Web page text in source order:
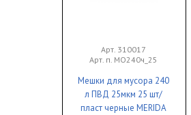
Арт. 310017
Арт. п. МО240ч_25
Мешки для мусора 240
л ПВД 25мкм 25 шт/
пласт черные MERIDA